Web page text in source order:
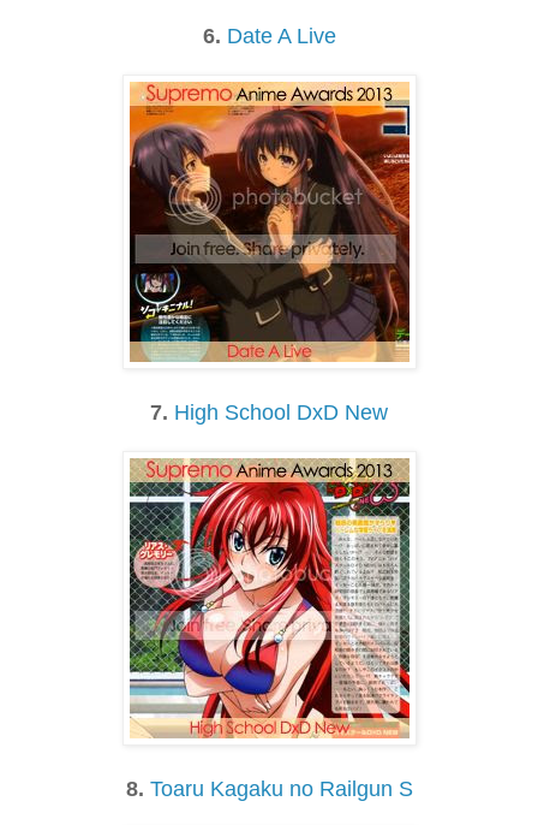
6. Date A Live
7. High School DxD New
8. Toaru Kagaku no Railgun S